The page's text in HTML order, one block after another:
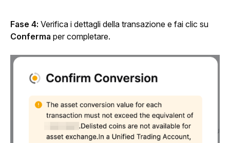
Fase 4:
Conferma per completare.